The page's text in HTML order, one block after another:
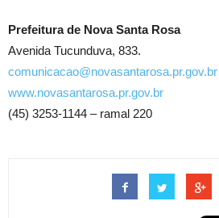
Prefeitura de Nova Santa Rosa
Avenida Tucunduva, 833.
comunicacao@novasantarosa.pr.gov.br
www.novasantarosa.pr.gov.br
(45) 3253-1144 – ramal 220